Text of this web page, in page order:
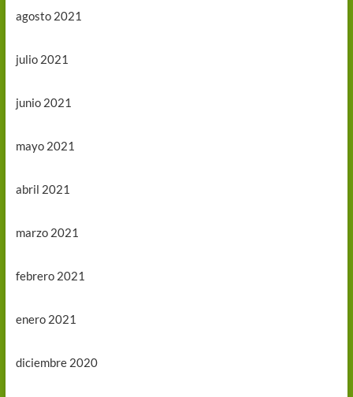
agosto 2021
julio 2021
junio 2021
mayo 2021
abril 2021
marzo 2021
febrero 2021
enero 2021
diciembre 2020